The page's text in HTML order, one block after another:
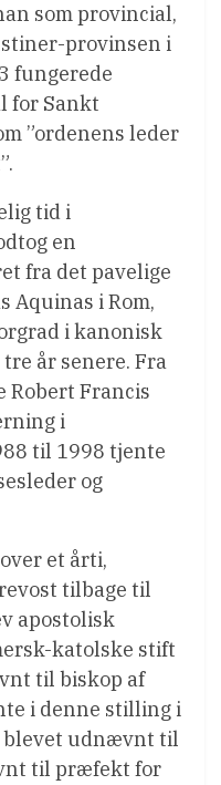
som provincial,
provinsen i
fungerede
for Sankt
”ordenens leder
tid i
en
fra det pavelige
Aquinas i Rom,
i kanonisk
år senere. Fra
Robert Francis
i
til 1998 tjente
og
et årti,
tilbage til
apostolisk
katolske stift
til biskop af
i denne stilling i
blevet udnævnt til
til præfekt for